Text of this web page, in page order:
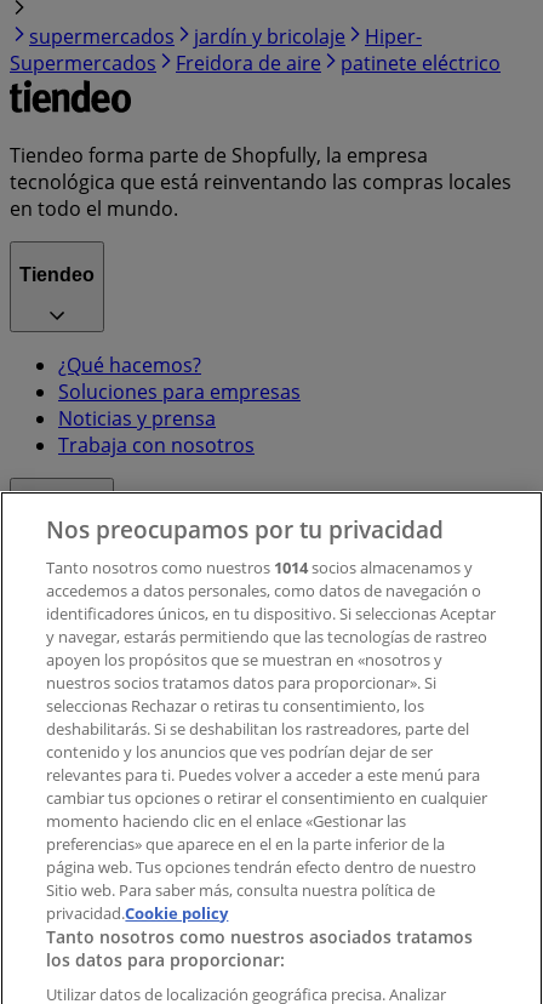
supermercados
jardín y bricolaje
Hiper-
Supermercados
Freidora de aire patinete eléctrico
Tiendeo forma parte de Shopfully, la empresa
tecnológica que está reinventando las compras locales
en todo el mundo.
Tiendeo
¿Qué hacemos?
Soluciones para empresas
Noticias y prensa
Trabaja con nosotros
Contacto comercial y de marketing
Tienda mal colocada en el mapa
Notificar un folleto
¿Encontraste un problema en la web o en la
aplicación?
Índices
Marcas
Marcas locales
Negocios
Negocios cercanos
Productos
Productos locales
Nos preocupamos por tu privacidad
Tanto nosotros como nuestros 1014socios almacenamos y
accedemos a datos personales, como datos de navegación o
identificadores únicos, en tu dispositivo. Si seleccionas Aceptar
y navegar, estarás permitiendo que las tecnologías de rastreo
apoyen los propósitos que se muestran en «nosotros y
nuestros socios tratamos datos para proporcionar». Si
seleccionas Rechazar o retiras tu consentimiento, los
deshabilitarás. Si se deshabilitan los rastreadores, parte del
contenido y los anuncios que ves podrían dejar de ser
relevantes para ti. Puedes volver a acceder a este menú para
cambiar tus opciones o retirar el consentimiento en cualquier
momento haciendo clic en el enlace «Gestionar las
preferencias» que aparece en el en la parte inferior de la
página web. Tus opciones tendrán efecto dentro de nuestro
Sitio web. Para saber más, consulta nuestra política de
privacidad.Cookie policy
Tanto nosotros como nuestros asociados tratamos
los datos para proporcionar:
Utilizar datos de localización geográfica precisa. Analizar